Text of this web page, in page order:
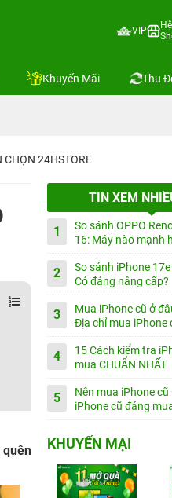
VIP
Khuyến Mãi Thu
CHỌN 24HSTORE
TIN XEM
1
So sánh OPPO
16: Máy nào mạnh
2
So sánh iPhone
Có đáng nâng cấp?
3
Mua iPhone cũ ở
Địa chỉ mua iPhone
4
15 Cách kiểm tra
mua CHUẨN NHẤT
5
Nên mua iPhone cũ
iPhone cũ đáng
KHUYẾN MẠI